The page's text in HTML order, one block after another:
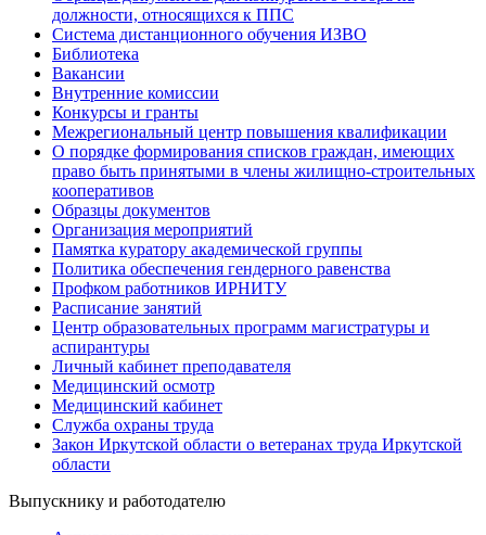
должности, относящихся к ППС
Система дистанционного обучения ИЗВО
Библиотека
Вакансии
Внутренние комиссии
Конкурсы и гранты
Межрегиональный центр повышения квалификации
О порядке формирования списков граждан, имеющих
право быть принятыми в члены жилищно-строительных
кооперативов
Образцы документов
Организация мероприятий
Памятка куратору академической группы
Политика обеспечения гендерного равенства
Профком работников ИРНИТУ
Расписание занятий
Центр образовательных программ магистратуры и
аспирантуры
Личный кабинет преподавателя
Медицинский осмотр
Медицинский кабинет
Служба охраны труда
Закон Иркутской области о ветеранах труда Иркутской
области
Выпускнику и работодателю